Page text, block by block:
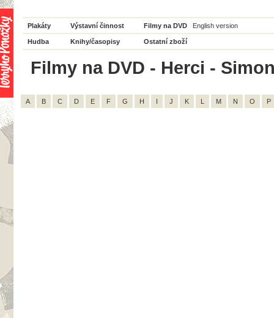
Plakáty Výstavní činnost Filmy na DVD English version
Hudba Knihy/časopisy Ostatní zboží
Filmy na DVD - Herci -
A B C D E F G H I J K L M N O P